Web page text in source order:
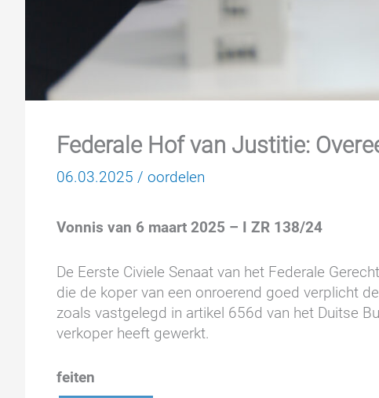
Federale Hof van Justitie:
06.03.2025 / oordelen
Vonnis van 6 maart 2025 – I ZR 138/24
De Eerste Civiele Senaat van het Federale
die de koper van een onroerend goed verplicht
zoals vastgelegd in artikel 656d van het Duitse
verkoper heeft gewerkt.
feiten